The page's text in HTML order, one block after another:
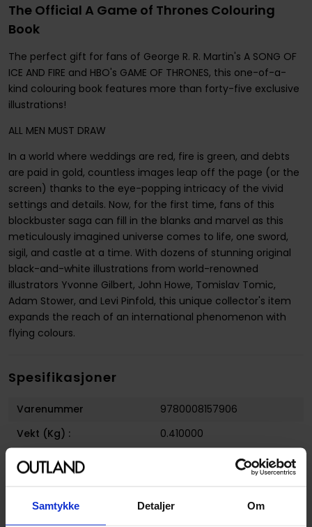
Samtykke Detaljer Om
The Official A Game of Thrones Colouring
Book
The perfect gift for fans of George R. R. Martin's A SONG OF
ICE AND FIRE and HBO's GAME OF THRONES, this one-of-a-
kind colouring book features more than forty-five exclusive
illustrations!
ALL MEN MUST DRAW
In a world where weddings are red, fire is green, and debts
are paid in gold, countless images leap off the page (or the
screen) thanks to the eye-popping intricacy of the vivid
settings and details. Now, for the first time, fans of this
blockbuster saga can fill in the blanks and marvel as this
meticulously imagined universe comes to life, one sword,
sigil, and castle at a time. With dozens of stunning original
black-and-white illustrations from world-renowned
illustrators Yvonne Gilbert, John Howe, Tomislav Tomic,
Adam Stower, and Levi Pinfold, this unique collector's item
expands the reach of an international phenomenon with
flying colours.
Spesifikasjoner
Varenummer
9780008157906
Vekt (Kg) :
0.410000
Opprinnelsesland :
Serie
A Song of Ice and Fire